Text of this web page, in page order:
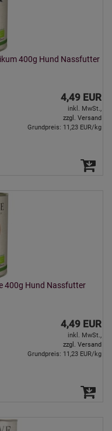
400g Hund Nassfutter
4,49 EUR
inkl. MwSt.,
zzgl. Versand
Grundpreis: 11,23 EUR/kg
400g Hund Nassfutter
4,49 EUR
inkl. MwSt.,
zzgl. Versand
Grundpreis: 11,23 EUR/kg